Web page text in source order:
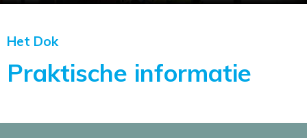
Het Dok
Praktische informatie